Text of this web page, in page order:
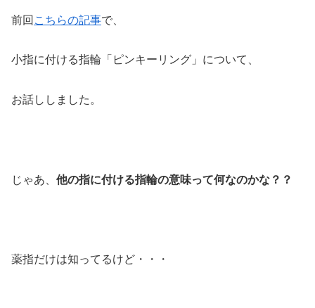
前回 こちらの記事で、
小指に付ける指輪「ピンキーリング」について、
お話ししました。
じゃあ、 他の指に付ける指輪の意味って何なのかな？？
薬指だけは知ってるけど・・・